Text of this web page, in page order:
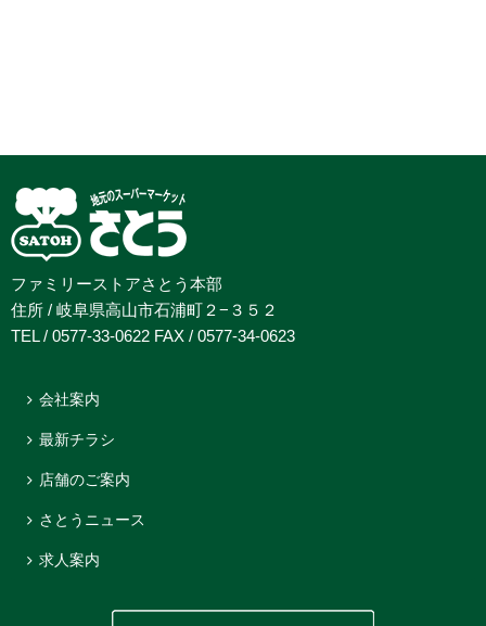
ファミリーストアさとう本部
住所 / 岐阜県高山市石浦町２−３５２
TEL / 0577-33-0622 FAX / 0577-34-0623
会社案内
最新チラシ
店舗のご案内
さとうニュース
求人案内